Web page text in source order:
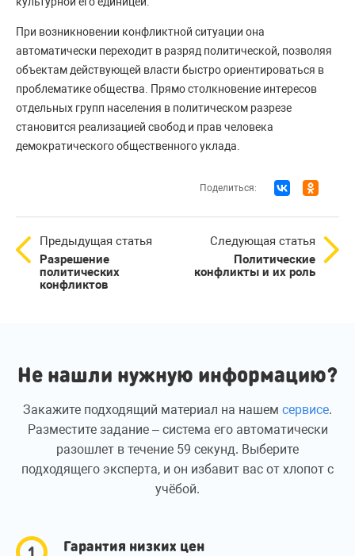
При возникновении конфликтной ситуации она
автоматически переходит в разряд политической, позволяя
объектам действующей власти быстро ориентироваться в
проблематике общества. Прямо столкновение интересов
отдельных групп населения в политическом разрезе
становится реализацией свобод и прав человека
демократического общественного уклада.
Поделиться:
Предыдущая статья
Разрешение
политических
конфликтов
Следующая статья
Политические
конфликты и их роль
Не нашли нужную информацию?
Закажите подходящий материал на нашем сервисе.
Разместите задание – система его автоматически
разошлет в течение 59 секунд. Выберите
подходящего эксперта, и он избавит вас от хлопот с
учёбой.
Гарантия низких цен